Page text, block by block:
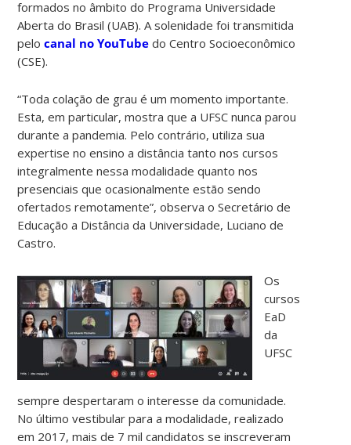
formados no âmbito do Programa Universidade
Aberta do Brasil (UAB). A solenidade foi transmitida
pelocanal no YouTube do Centro Socioeconômico
(CSE).
“Toda colação de grau é um momento importante.
Esta, em particular, mostra que a UFSC nunca parou
durante a pandemia. Pelo contrário, utiliza sua
expertise no ensino a distância tanto nos cursos
integralmente nessa modalidade quanto nos
presenciais que ocasionalmente estão sendo
ofertados remotamente”, observa o Secretário de
Educação a Distância da Universidade, Luciano de
Castro.
Os
cursos
EaD
da
UFSC
sempre despertaram o interesse da comunidade.
No último vestibular para a modalidade, realizado
em 2017, mais de 7 mil candidatos se inscreveram